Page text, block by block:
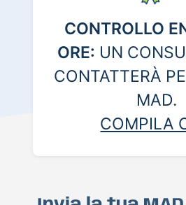
CONTROLLO
ORE: UN
CONTATTERÀ
MAD.
COMPILA